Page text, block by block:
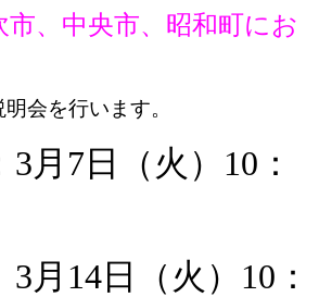
市、中央市、昭和町にお
会を行います。
月7日（火）10：
（火）10：